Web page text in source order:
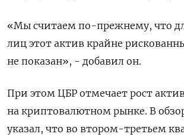
«Мы считаем по-прежнему, что
лиц этот актив крайне
не показан», - добавил он.
При этом ЦБР отмечает рост
на криптовалютном рынке. В
указал, что во втором-третьем